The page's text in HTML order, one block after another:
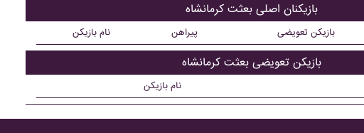
بازیکنان اصلی بعثت کرمانشاه
نام بازیکن پیراهن بازیکن تعویضی
بازیکن تعویضی بعثت کرمانشاه
نام بازیکن